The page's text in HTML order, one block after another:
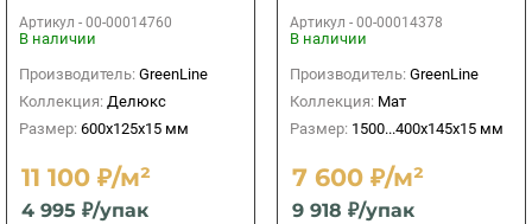
Артикул - 00-00014760
В наличии
Производитель: GreenLine
Коллекция: Делюкс
Размер: 600х125х15 мм
11 100 ₽/м²
4 995 ₽/упак
Артикул - 00-00014378
В наличии
Производитель: GreenLine
Коллекция: Мат
Размер: 1500...400х145х15 мм
7 600 ₽/м²
9 918 ₽/упак